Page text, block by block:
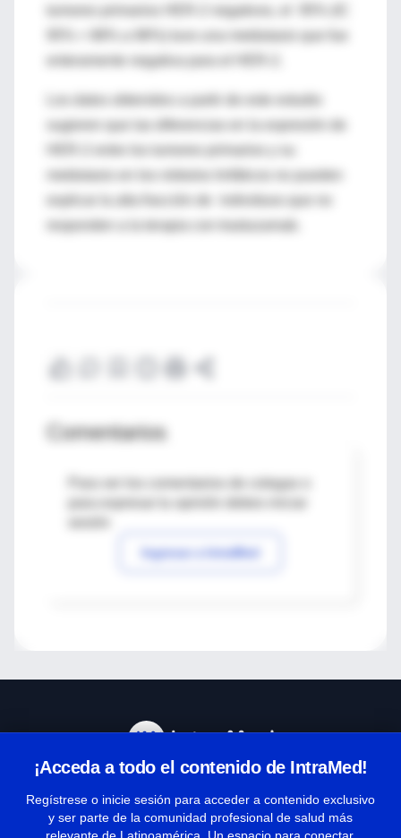
tumores primarios HER-2 negativos, el 95% (IC
enteramente negativa para el HER-2.
sugieren que las diferencias en la expresión de
responden a la terapia con trastuzamab.
Comentarios
Para ver los comentarios de colegas o
Ingresar a IntraMed
¡Acceda a todo el contenido de IntraMed!
Regístrese o inicie sesión para acceder a contenido exclusivo
y ser parte de la comunidad profesional de salud más